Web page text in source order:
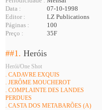
Data :
07-10-1998
Editor :
LZ Publications
Páginas :
100
Preço :
35F
##1.Heróis
Herói/One Shot
. CADAVRE EXQUIS
. JERÔME MOUCHEROT
. COMPLAINTE DES LANDES
PERDUES
. CASTA DOS METABARÕES (A)